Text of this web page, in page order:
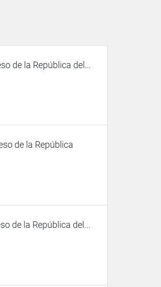
de la República del...
de la República
de la República del...